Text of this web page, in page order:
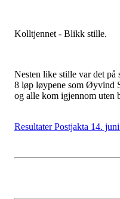
Kolltjennet - Blikk stille.
Nesten like stille var det på
8 løp løypene som Øyvind
og alle kom igjennom uten
Resultater Postjakta 14.